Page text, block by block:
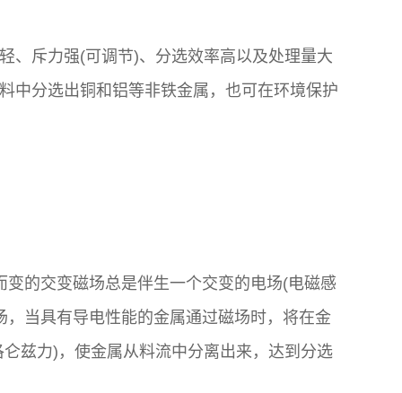
、斥力强(可调节)、分选效率高以及处理量大
中分选出铜和铝等非铁金属，也可在环境保护
的交变磁场总是伴生一个交变的电场(电磁感
当具有导电性能的金属通过磁场时，将在金
兹力)，使金属从料流中分离出来，达到分选